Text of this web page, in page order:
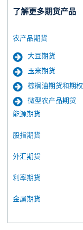
了解更多期货产品
农产品期货
大豆期货
玉米期货
棕榈油期货和期权
微型农产品期货
能源期货
股指期货
外汇期货
利率期货
金属期货